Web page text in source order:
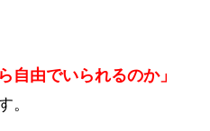
自由でいられるのか」